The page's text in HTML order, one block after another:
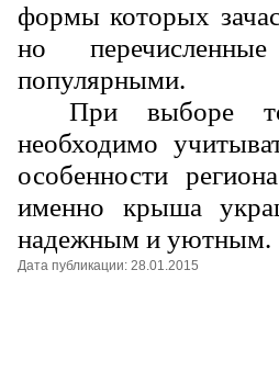
формы которых
но
популярными.
При выборе
необходимо
особенности
именно крыша
надежным и уютным.
Дата публикации: 28.01.2015